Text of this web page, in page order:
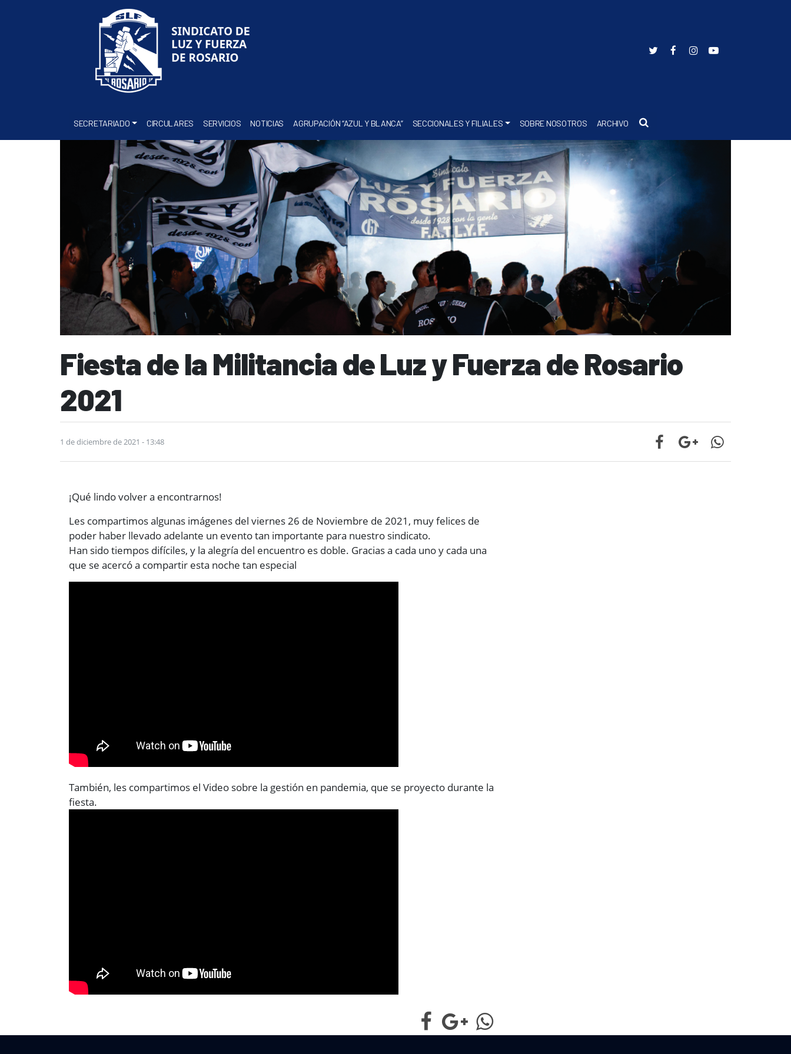
SECRETARIADO CIRCULARES SERVICIOS NOTICIAS AGRUPACIÓN “AZUL Y BLANCA” SECCIONALES Y FILIALES SOBRE NOSOTROS ARCHIVO Buscar
Fiesta de la Militancia de Luz y Fuerza de Rosario
2021
1 de diciembre de 2021 - 13:48
¡Qué lindo volver a encontrarnos!
Les compartimos algunas imágenes del viernes 26 de Noviembre de 2021, muy felices de
poder haber llevado adelante un evento tan importante para nuestro sindicato.
Han sido tiempos difíciles, y la alegría del encuentro es doble. Gracias a cada uno y cada una
que se acercó a compartir esta noche tan especial
También, les compartimos el Video sobre la gestión en pandemia, que se proyecto durante la
fiesta.